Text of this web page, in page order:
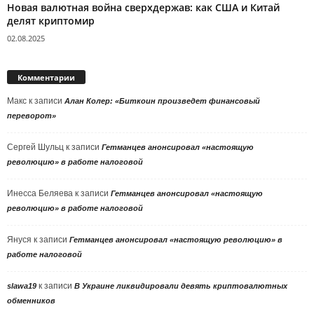
Новая валютная война сверхдержав: как США и Китай
делят криптомир
02.08.2025
Комментарии
Макс к записи Алан Колер: «Биткоин произведет финансовый
переворот»
Сергей Шульц к записи Гетманцев анонсировал «настоящую
революцию» в работе налоговой
Инесса Беляева к записи Гетманцев анонсировал «настоящую
революцию» в работе налоговой
Януся к записи Гетманцев анонсировал «настоящую революцию» в
работе налоговой
slawa19 к записи В Украине ликвидировали девять криптовалютных
обменников